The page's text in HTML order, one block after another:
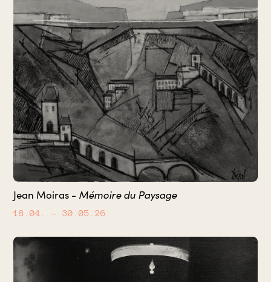
Jean Moiras - Mémoire du Paysage
18.04. – 30.05.26